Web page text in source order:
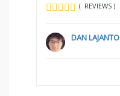
( REVIEWS )
DAN LAJANTO